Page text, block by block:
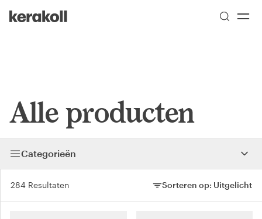
Go to Homepage
Alle producten
Categorieën
284 Resultaten Sorteren op: Uitgelicht
Sorteren op: